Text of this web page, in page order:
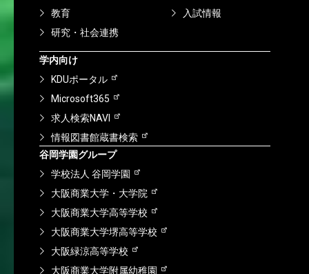
教育
入試情報
研究・社会連携
学内向け
KDUポータル
Microsoft365
求人検索NAVI
情報図書館蔵書検索
谷岡学園グループ
学校法人 谷岡学園
大阪商業大学・大学院
大阪商業大学高等学校
大阪商業大学堺高等学校
大阪緑涼高等学校
大阪商業大学附属幼稚園